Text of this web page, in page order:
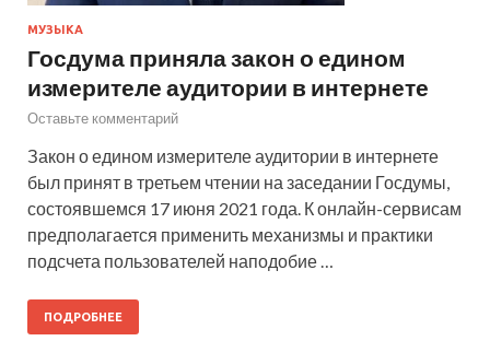
МУЗЫКА
Госдума приняла закон о едином
измерителе аудитории в интернете
Оставьте комментарий
Закон о едином измерителе аудитории в интернете
был принят в третьем чтении на заседании Госдумы,
состоявшемся 17 июня 2021 года. К онлайн-сервисам
предполагается применить механизмы и практики
подсчета пользователей наподобие …
ПОДРОБНЕЕ